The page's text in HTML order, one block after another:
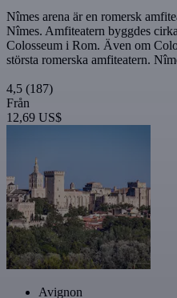
Nîmes arena är en romersk
Nîmes. Amfiteatern byggdes
Colosseum i Rom. Även om
största romerska amfiteatern.
4,5 (187)
Från
12,69 US$
Avignon